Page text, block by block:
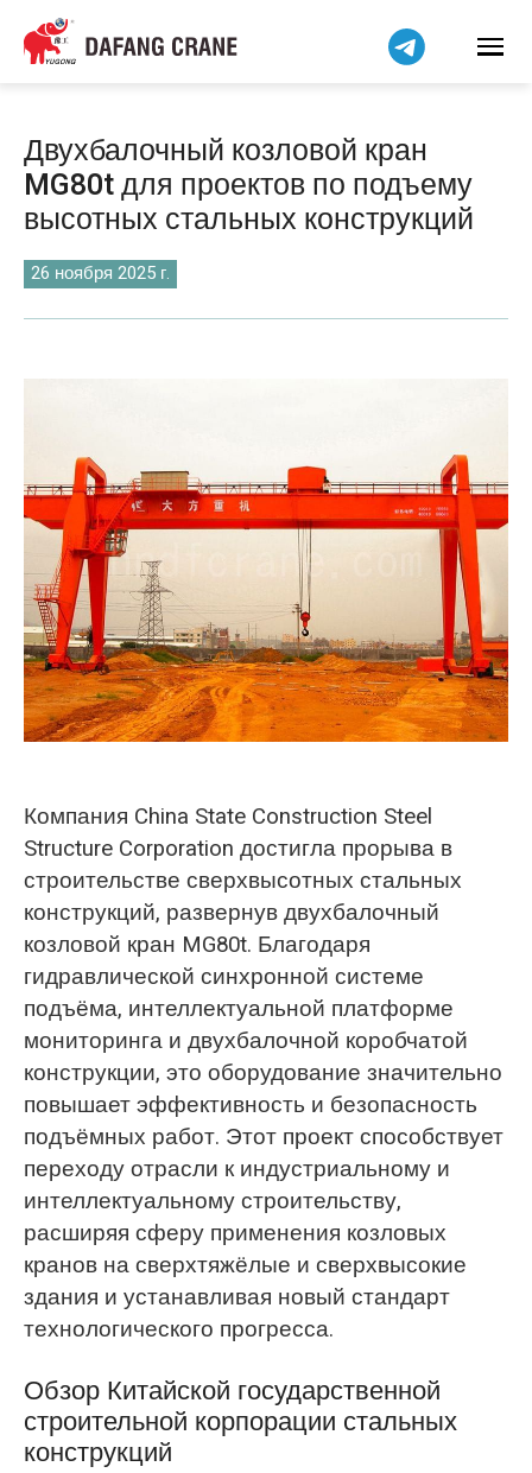
Двухбалочный козловой кран
MG80t для проектов по подъему
высотных стальных конструкций
26 ноября 2025 г.
Компания China State Construction Steel
Structure Corporation достигла прорыва в
строительстве сверхвысотных стальных
конструкций, развернув двухбалочный
козловой кран MG80t. Благодаря
гидравлической синхронной системе
подъёма, интеллектуальной платформе
мониторинга и двухбалочной коробчатой
конструкции, это оборудование значительно
повышает эффективность и безопасность
подъёмных работ. Этот проект способствует
переходу отрасли к индустриальному и
интеллектуальному строительству,
расширяя сферу применения козловых
кранов на сверхтяжёлые и сверхвысокие
здания и устанавливая новый стандарт
технологического прогресса.
Обзор Китайской государственной
строительной корпорации стальных
конструкций
Bahasa Indonesia
Bahasa Melayu
বাংলা
فارسی
Pilipino
اردو
Українська
Беларуская мова
Dansk
Norsk
O‘zbekcha